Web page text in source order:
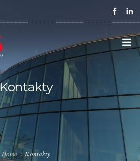
Home Kontakty